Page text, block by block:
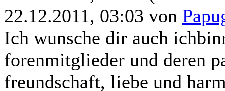
22.12.2011, 03:03 von
Ich wunsche dir auch
forenmitglieder und deren
freundschaft, liebe und